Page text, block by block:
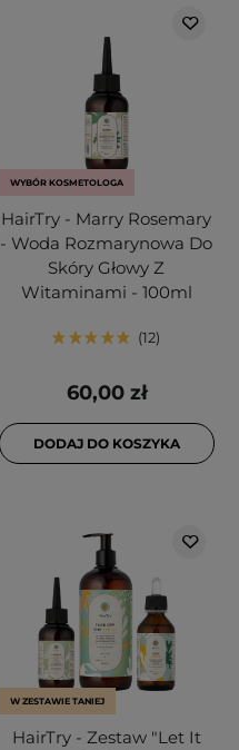
WYBÓR KOSMETOLOGA
HairTry - Marry Rosemary
- Woda Rozmarynowa Do
Skóry Głowy Z
Witaminami - 100ml
12
60,00 zł
DODAJ DO KOSZYKA
W ZESTAWIE TANIEJ
HairTry - Zestaw "Let It